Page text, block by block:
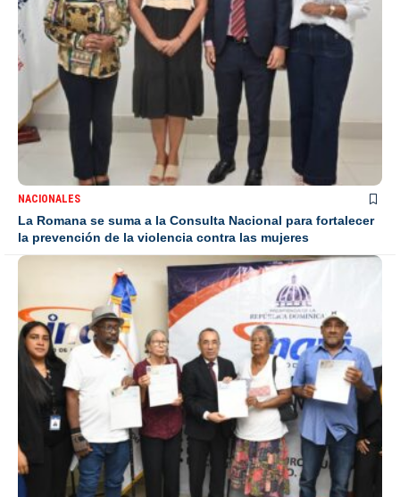
NACIONALES
La Romana se suma a la Consulta Nacional para fortalecer
la prevención de la violencia contra las mujeres